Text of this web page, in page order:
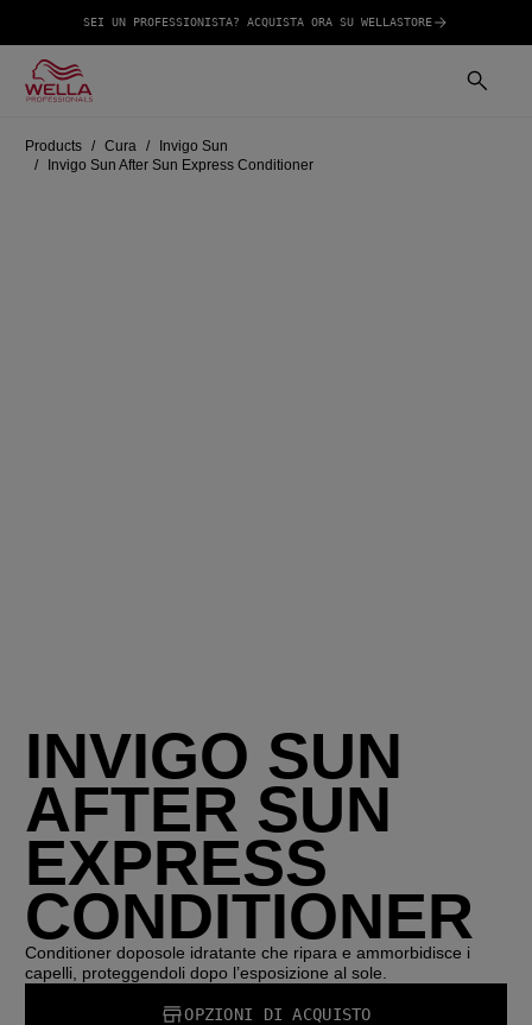
SEI UN PROFESSIONISTA? ACQUISTA ORA SU WELLASTORE
Products Cura
Invigo Sun
Invigo Sun After Sun Express Conditioner
INVIGO SUN
AFTER SUN
EXPRESS
CONDITIONER
Conditioner doposole idratante che ripara e ammorbidisce i
capelli, proteggendoli dopo l’esposizione al sole.
OPZIONI DI ACQUISTO